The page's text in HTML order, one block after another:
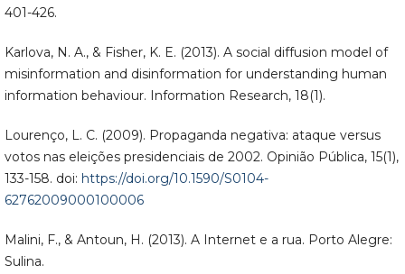
401-426.
Karlova, N. A., & Fisher, K. E. (2013). A social diffusion model of
misinformation and disinformation for understanding human
information behaviour. Information Research, 18(1).
Lourenço, L. C. (2009). Propaganda negativa: ataque versus
votos nas eleições presidenciais de 2002. Opinião Pública, 15(1),
133-158. doi: https://doi.org/10.1590/S0104-
62762009000100006
Malini, F., & Antoun, H. (2013). A Internet e a rua. Porto Alegre:
Sulina.